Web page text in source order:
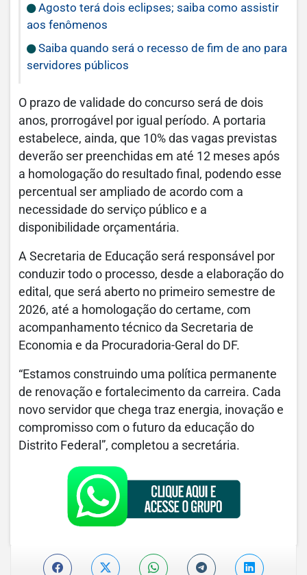
Agosto terá dois eclipses; saiba como assistir
aos fenômenos
Saiba quando será o recesso de fim de ano para
servidores públicos
O prazo de validade do concurso será de dois
anos, prorrogável por igual período. A portaria
estabelece, ainda, que 10% das vagas previstas
deverão ser preenchidas em até 12 meses após
a homologação do resultado final, podendo esse
percentual ser ampliado de acordo com a
necessidade do serviço público e a
disponibilidade orçamentária.
A Secretaria de Educação será responsável por
conduzir todo o processo, desde a elaboração do
edital, que será aberto no primeiro semestre de
2026, até a homologação do certame, com
acompanhamento técnico da Secretaria de
Economia e da Procuradoria-Geral do DF.
“Estamos construindo uma política permanente
de renovação e fortalecimento da carreira. Cada
novo servidor que chega traz energia, inovação e
compromisso com o futuro da educação do
Distrito Federal”, completou a secretária.